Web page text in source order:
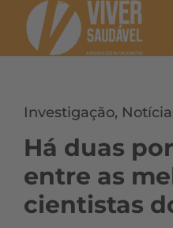
Investigação,
Há duas
entre as
cientistas